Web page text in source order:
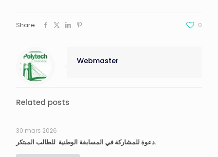
Share 0
Webmaster
Related posts
30 mars 2026
دعوة للمشاركة في المسابقة الوطنية للطالب المبتكر.